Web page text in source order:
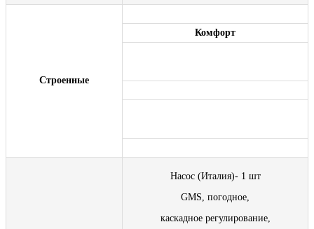
Строенные
Комфорт
Насос (Италия)- 1 шт
GMS, погодное,
каскадное регулирование,